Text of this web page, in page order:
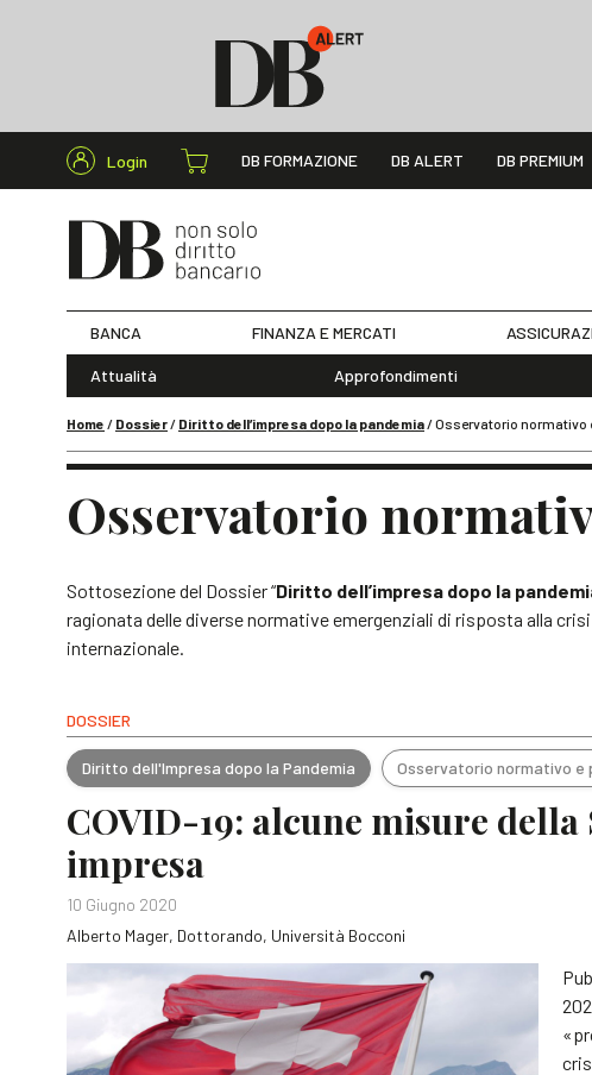
Login DB FORMAZIONE DB ALERT DB PREMIUM
BANCA FINANZA E MERCATI
Attualità Approfondimenti
Home / Dossier/ Diritto dell’impresa dopo la pandemia/Osservatorio normativo
Osservatorio
Sottosezione del Dossier “Diritto dell’impresa dopo la
ragionata delle diverse normative emergenziali di risposta alla
internazionale.
DOSSIER
Diritto dell'Impresa dopo la Pandemia Osservatorio normativo e
COVID-19: alcune misure
impresa
10 Giugno 2020
Alberto Mager, Dottorando, Università Bocconi